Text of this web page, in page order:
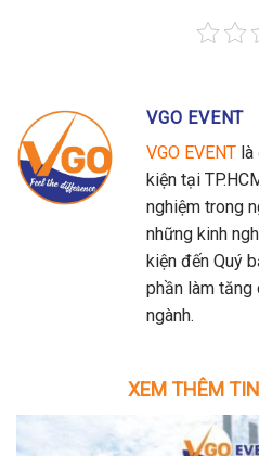
VGO EVENT
VGO EVENT là
kiện tại
nghiệm trong
những kinh
kiện đến Quý
phần làm
ngành.
XEM THÊM